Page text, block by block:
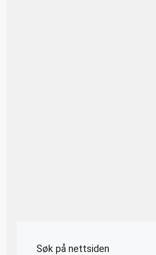
Søk på nettsiden